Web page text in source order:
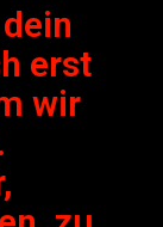
erst
wir